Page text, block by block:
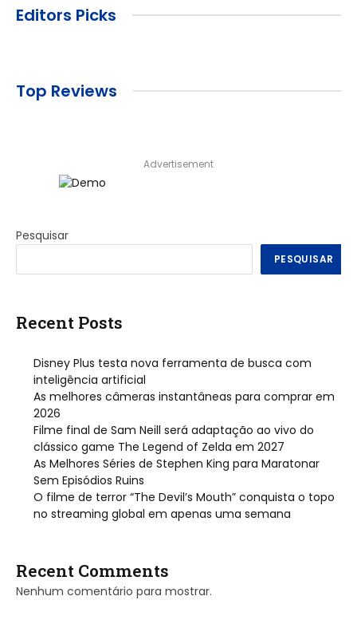
Editors Picks
Top Reviews
Advertisement
Pesquisar
PESQUISAR
Recent Posts
Disney Plus testa nova ferramenta de busca com
inteligência artificial
As melhores câmeras instantâneas para comprar em
2026
Filme final de Sam Neill será adaptação ao vivo do
clássico game The Legend of Zelda em 2027
As Melhores Séries de Stephen King para Maratonar
Sem Episódios Ruins
O filme de terror “The Devil’s Mouth” conquista o topo
no streaming global em apenas uma semana
Recent Comments
Nenhum comentário para mostrar.